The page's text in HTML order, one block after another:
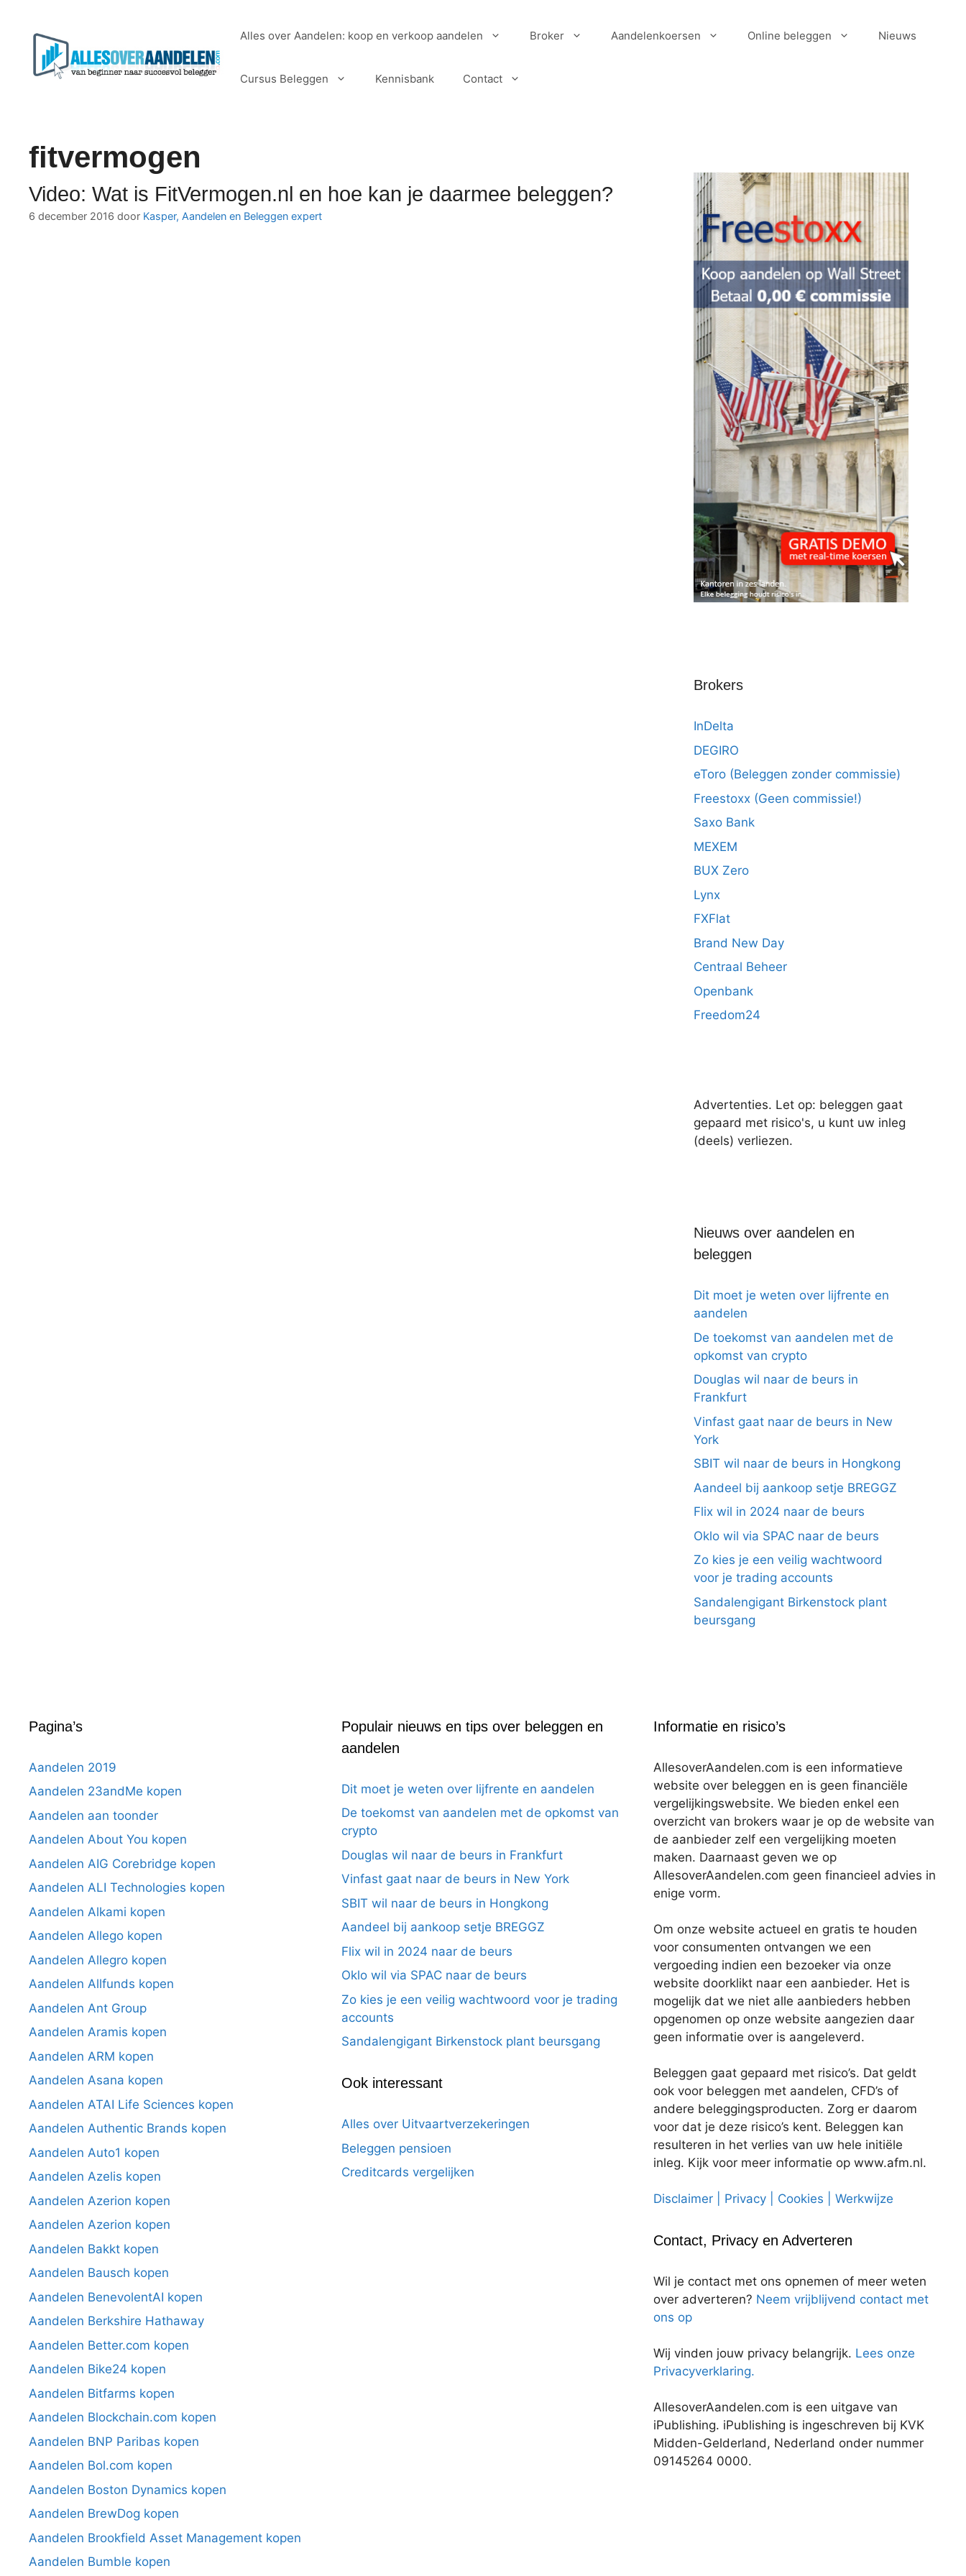
Alles over Aandelen: koop en verkoop aandelen Broker Aandelenkoersen Online beleggen Nieuws
Cursus Beleggen Kennisbank Contact
fitvermogen
Video: Wat is FitVermogen.nl en hoe kan je daarmee beleggen?
6 december 2016 door Kasper, Aandelen en Beleggen expert
Brokers
InDelta
DEGIRO
eToro (Beleggen zonder commissie)
Freestoxx (Geen commissie!)
Saxo Bank
MEXEM
BUX Zero
Lynx
FXFlat
Brand New Day
Centraal Beheer
Openbank
Freedom24
Advertenties. Let op: beleggen gaat
gepaard met risico's, u kunt uw inleg
(deels) verliezen.
Nieuws over aandelen en
beleggen
Dit moet je weten over lijfrente en
aandelen
De toekomst van aandelen met de
opkomst van crypto
Douglas wil naar de beurs in
Frankfurt
Vinfast gaat naar de beurs in New
York
SBIT wil naar de beurs in Hongkong
Aandeel bij aankoop setje BREGGZ
Flix wil in 2024 naar de beurs
Oklo wil via SPAC naar de beurs
Zo kies je een veilig wachtwoord
voor je trading accounts
Sandalengigant Birkenstock plant
beursgang
Pagina’s
Aandelen 2019
Aandelen 23andMe kopen
Aandelen aan toonder
Aandelen About You kopen
Aandelen AIG Corebridge kopen
Aandelen ALI Technologies kopen
Aandelen Alkami kopen
Aandelen Allego kopen
Aandelen Allegro kopen
Aandelen Allfunds kopen
Aandelen Ant Group
Aandelen Aramis kopen
Aandelen ARM kopen
Aandelen Asana kopen
Aandelen ATAI Life Sciences kopen
Aandelen Authentic Brands kopen
Aandelen Auto1 kopen
Aandelen Azelis kopen
Aandelen Azerion kopen
Aandelen Azerion kopen
Aandelen Bakkt kopen
Aandelen Bausch kopen
Aandelen BenevolentAI kopen
Aandelen Berkshire Hathaway
Aandelen Better.com kopen
Aandelen Bike24 kopen
Aandelen Bitfarms kopen
Aandelen Blockchain.com kopen
Aandelen BNP Paribas kopen
Aandelen Bol.com kopen
Aandelen Boston Dynamics kopen
Aandelen BrewDog kopen
Aandelen Brookfield Asset Management kopen
Aandelen Bumble kopen
Populair nieuws en tips over beleggen en
aandelen
Dit moet je weten over lijfrente en aandelen
De toekomst van aandelen met de opkomst van
crypto
Douglas wil naar de beurs in Frankfurt
Vinfast gaat naar de beurs in New York
SBIT wil naar de beurs in Hongkong
Aandeel bij aankoop setje BREGGZ
Flix wil in 2024 naar de beurs
Oklo wil via SPAC naar de beurs
Zo kies je een veilig wachtwoord voor je trading
accounts
Sandalengigant Birkenstock plant beursgang
Ook interessant
Alles over Uitvaartverzekeringen
Beleggen pensioen
Creditcards vergelijken
Informatie en risico’s
AllesoverAandelen.com is een informatieve
website over beleggen en is geen financiële
vergelijkingswebsite. We bieden enkel een
overzicht van brokers waar je op de website van
de aanbieder zelf een vergelijking moeten
maken. Daarnaast geven we op
AllesoverAandelen.com geen financieel advies in
enige vorm.
Om onze website actueel en gratis te houden
voor consumenten ontvangen we een
vergoeding indien een bezoeker via onze
website doorklikt naar een aanbieder. Het is
mogelijk dat we niet alle aanbieders hebben
opgenomen op onze website aangezien daar
geen informatie over is aangeleverd.
Beleggen gaat gepaard met risico’s. Dat geldt
ook voor beleggen met aandelen, CFD’s of
andere beleggingsproducten. Zorg er daarom
voor dat je deze risico’s kent. Beleggen kan
resulteren in het verlies van uw hele initiële
inleg. Kijk voor meer informatie op www.afm.nl.
Disclaimer | Privacy | Cookies | Werkwijze
Contact, Privacy en Adverteren
Wil je contact met ons opnemen of meer weten
over adverteren? Neem vrijblijvend contact met
ons op
Wij vinden jouw privacy belangrijk. Lees onze
Privacyverklaring.
AllesoverAandelen.com is een uitgave van
iPublishing. iPublishing is ingeschreven bij KVK
Midden-Gelderland, Nederland onder nummer
09145264 0000.